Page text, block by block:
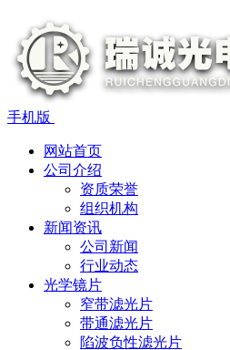
手机版
网站首页
公司介绍
资质荣誉
组织机构
新闻资讯
公司新闻
行业动态
光学镜片
窄带滤光片
带通滤光片
陷波负性滤光片